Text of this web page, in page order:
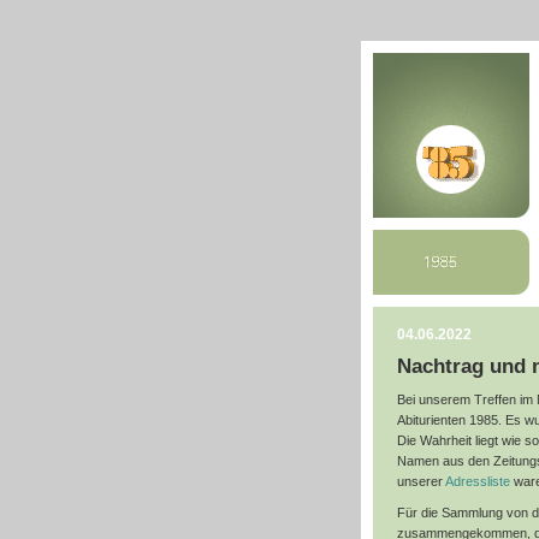
04.06.2022
Nachtrag und
Bei unserem Treffen
Abiturienten 1985. Es
Die Wahrheit liegt wie
Namen aus den
unsererAdressliste
Für die Sammlung von
zusammengekommen,